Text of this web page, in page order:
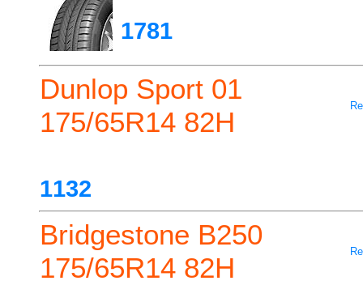
1781
Dunlop Sport 01
175/65R14 82H
1132
Bridgestone B250
175/65R14 82H